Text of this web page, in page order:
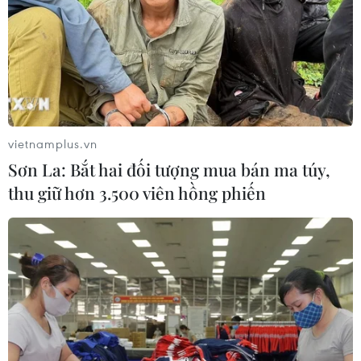
chấp nhận phục vụ xuất khẩu mít,
sầu riêng
07/08/2026 10:27
Xem thêm
CƠ QUAN CHỦ QUẢN: THÔNG TẤN XÃ VIỆT NAM
Tổng Biên tập: TRẦN TIẾN DUẨN
Phó Tổng Biên tập: NGUYỄN THỊ TÁM, KHÚC THANH
THỦY
vietnamplus.vn
Sơn La: Bắt hai đối tượng mua bán ma túy,
thu giữ hơn 3.500 viên hồng phiến